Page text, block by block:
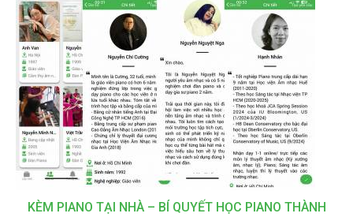
KÈM PIANO TẠI NHÀ – BÍ QUYẾT HỌC PIANO THÀNH